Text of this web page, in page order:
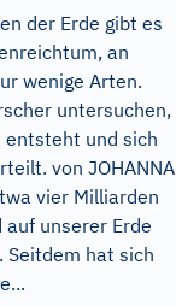
der Erde gibt es
an
wenige Arten.
untersuchen,
und sich
von JOHANNA
vier Milliarden
unserer Erde
Seitdem hat sich